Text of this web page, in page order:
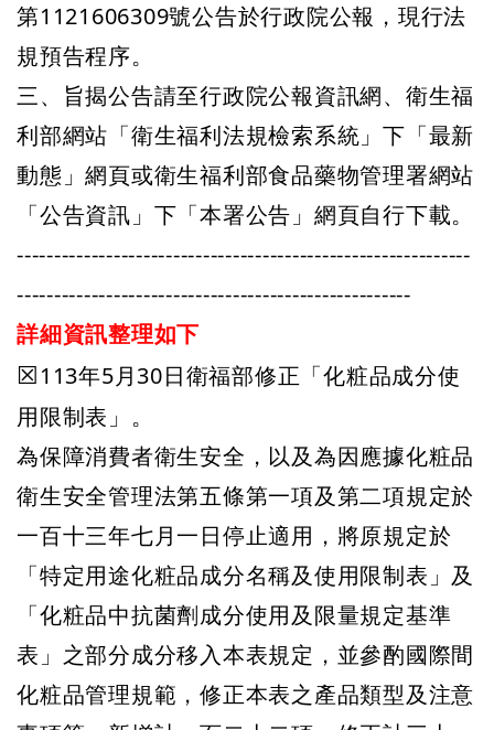
第1121606309號公告於行政院公報，現行法
規預告程序。
三、旨揭公告請至行政院公報資訊網、衛生福
利部網站「衛生福利法規檢索系統」下「最新
動態」網頁或衛生福利部食品藥物管理署網站
「公告資訊」下「本署公告」網頁自行下載。
-------------------------------------------------------------
-----------------------------------------------------
詳細資訊整理如下
☒ 113年5月30日衛福部修正「化粧品成分使
用限制表」。
為保障消費者衛生安全，以及為因應據化粧品
衛生安全管理法第五條第一項及第二項規定於
一百十三年七月一日停止適用，將原規定於
「特定用途化粧品成分名稱及使用限制表」及
「化粧品中抗菌劑成分使用及限量規定基準
表」之部分成分移入本表規定，並參酌國際間
化粧品管理規範，修正本表之產品類型及注意